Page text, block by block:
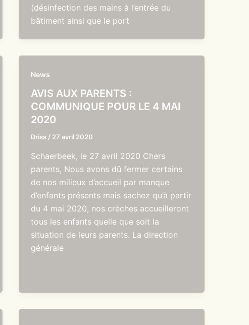
(désinfection des mains à l’entrée du
bâtiment ainsi que le port
News
AVIS AUX PARENTS :
COMMUNIQUE POUR LE 4 MAI
2020
Driss / 27 avril 2020
Schaerbeek, le 27 avril 2020 Chers
parents, Nous avons dû fermer certains
de nos milieux d’accueil par manque
d’enfants présents mais sachez qu’à partir
du 4 mai 2020, nos crèches accueilleront
tous les enfants quelle que soit la
situation de leurs parents. La direction
générale